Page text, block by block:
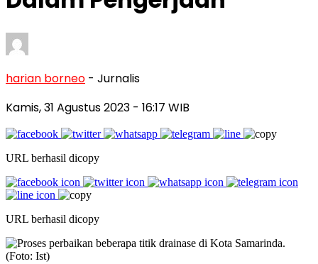
harian borneo - Jurnalis
Kamis, 31 Agustus 2023 - 16:17 WIB
URL berhasil dicopy
URL berhasil dicopy